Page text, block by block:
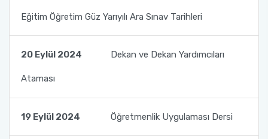
Eğitim Öğretim Güz Yarıyılı Ara Sınav Tarihleri
20 Eylül 2024 Dekan ve Dekan Yardımcıları
Ataması
19 Eylül 2024 Öğretmenlik Uygulaması Dersi